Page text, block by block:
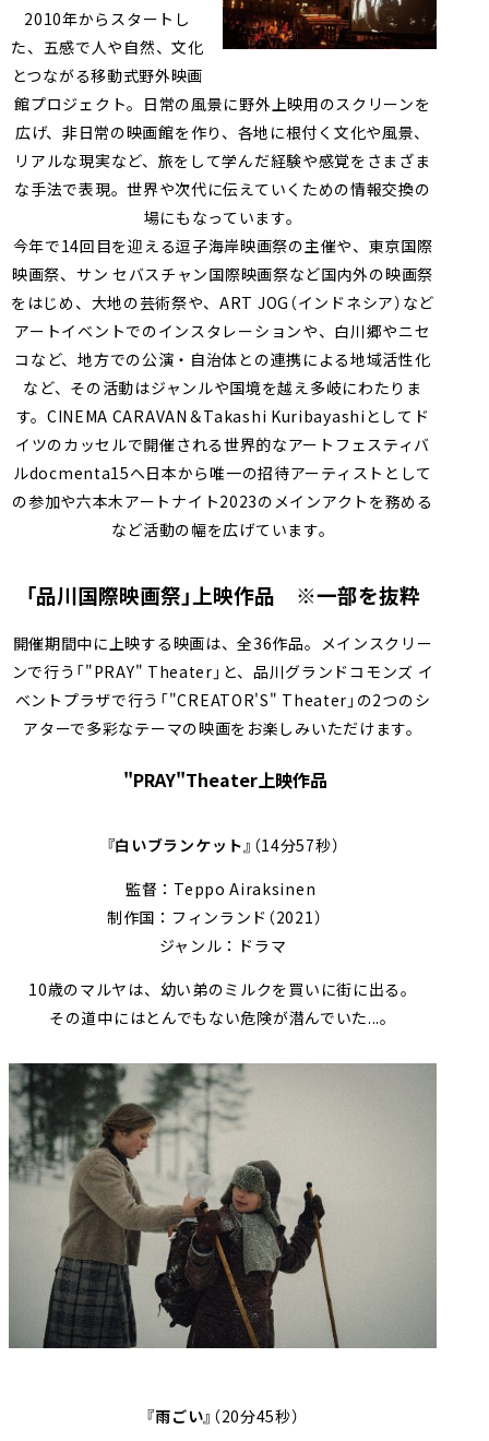
2010年からスタートし
た、五感で⼈や⾃然、⽂化
とつながる移動式野外映画
館プロジェクト。⽇常の⾵景に野外上映⽤のスクリーンを
広げ、⾮⽇常の映画館を作り、各地に根付く⽂化や⾵景、
リアルな現実など、旅をして学んだ経験や感覚をさまざま
な⼿法で表現。世界や次代に伝えていくための情報交換の
場にもなっています。
今年で14回⽬を迎える逗⼦海岸映画祭の主催や、東京国際
映画祭、サン セバスチャン国際映画祭など国内外の映画祭
をはじめ、⼤地の芸術祭や、ART JOG（インドネシア）など
アートイベントでのインスタレーションや、⽩川郷やニセ
コなど、地⽅での公演・⾃治体との連携による地域活性化
など、その活動はジャンルや国境を越え多岐にわたりま
す。CINEMA CARAVAN＆Takashi Kuribayashiとしてド
イツのカッセルで開催される世界的なアートフェスティバ
ルdocmenta15へ⽇本から唯⼀の招待アーティストとして
の参加や六本木アートナイト2023のメインアクトを務める
など活動の幅を広げています。
「品川国際映画祭」上映作品 ※一部を抜粋
開催期間中に上映する映画は、全36作品。メインスクリー
ンで行う「"PRAY" Theater」と、品川グランドコモンズ イ
ベントプラザで行う「"CREATOR'S" Theater」の2つのシ
アターで多彩なテーマの映画をお楽しみいただけます。
"PRAY"Theater上映作品
『白いブランケット』 （14分57秒）
監督：Teppo Airaksinen
制作国：フィンランド（2021）
ジャンル：ドラマ
10歳のマルヤは、幼い弟のミルクを買いに街に出る。
その道中にはとんでもない危険が潜んでいた...。
『雨ごい』 （20分45秒）